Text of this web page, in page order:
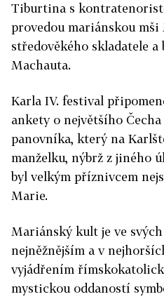
Tiburtina s
provedou mariánskou mši
středověkého skladatele a
Machauta.
Karla IV. festival
ankety o největšího
panovníka, který na
manželku, nýbrž z jiného
byl velkým příznivcem
Marie.
Mariánský kult je ve
nejněžnějším a v
vyjádřením
mystickou oddaností